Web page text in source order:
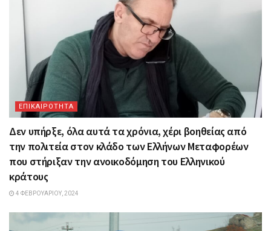
ΕΠΙΚΑΙΡΟΤΗΤΑ
Δεν υπήρξε, όλα αυτά τα χρόνια, χέρι βοηθείας από
την πολιτεία στον κλάδο των Ελλήνων Μεταφορέων
που στήριξαν την ανοικοδόμηση του Ελληνικού
κράτους
4 ΦΕΒΡΟΥΑΡΊΟΥ, 2024